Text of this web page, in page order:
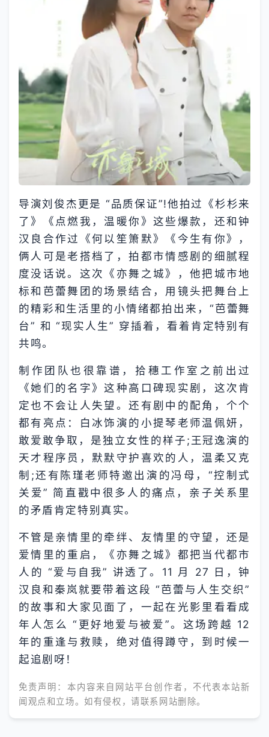
导演刘俊杰更是 “品质保证”!他拍过《杉杉来
了》《点燃我，温暖你》这些爆款，还和钟
汉良合作过《何以笙箫默》《今生有你》，
俩人可是老搭档了，拍都市情感剧的细腻程
度没话说。这次《亦舞之城》，他把城市地
标和芭蕾舞团的场景结合，用镜头把舞台上
的精彩和生活里的小情绪都拍出来，“芭蕾舞
台” 和 “现实人生” 穿插着，看着肯定特别有
共鸣。​
制作团队也很靠谱，拾穗工作室之前出过
《她们的名字》这种高口碑现实剧，这次肯
定也不会让人失望。还有剧中的配角，个个
都有亮点：白冰饰演的小提琴老师温佩妍，
敢爱敢争取，是独立女性的样子;王冠逸演的
天才程序员，默默守护喜欢的人，温柔又克
制;还有陈瑾老师特邀出演的冯母，“控制式
关爱” 简直戳中很多人的痛点，亲子关系里
的矛盾肯定特别真实。​
不管是亲情里的牵绊、友情里的守望，还是
爱情里的重启，《亦舞之城》都把当代都市
人的 “爱与自我” 讲透了。11 月 27 日，钟
汉良和秦岚就要带着这段 “芭蕾与人生交织”
的故事和大家见面了，一起在光影里看看成
年人怎么 “更好地爱与被爱”。这场跨越 12
年的重逢与救赎，绝对值得蹲守，到时候一
起追剧呀！
免责声明：本内容来自网站平台创作者，不代表本站新
闻观点和立场。如有侵权，请联系网站删除。